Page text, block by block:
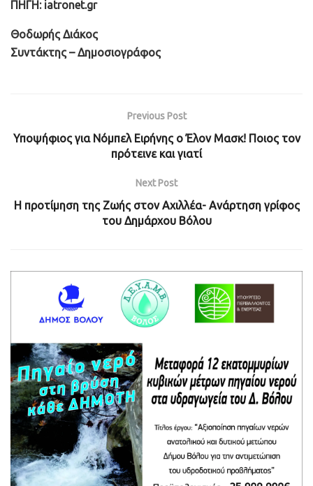
ΠΗΓΗ: iatronet.gr
Θοδωρής Διάκος
Συντάκτης – Δημοσιογράφος
Previous Post
Υποψήφιος για Νόμπελ Ειρήνης ο Έλον Μασκ! Ποιος τον
πρότεινε και γιατί
Next Post
Η προτίμηση της Ζωής στον Αχιλλέα- Ανάρτηση γρίφος
του Δημάρχου Βόλου